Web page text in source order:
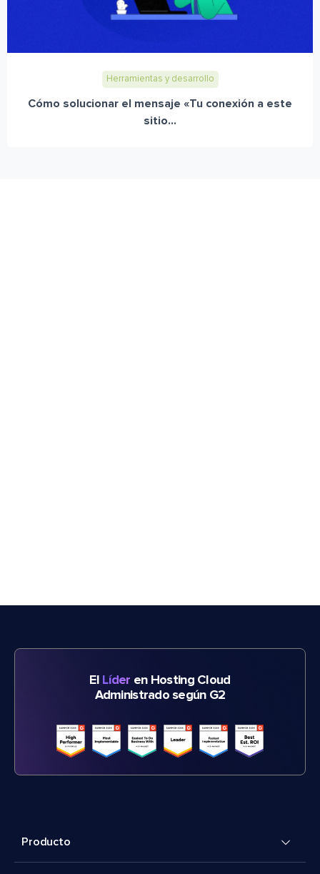
Herramientas y desarrollo
Cómo solucionar el mensaje «Tu conexión a este
sitio...
El Líder en Hosting Cloud
Administrado según G2
Producto